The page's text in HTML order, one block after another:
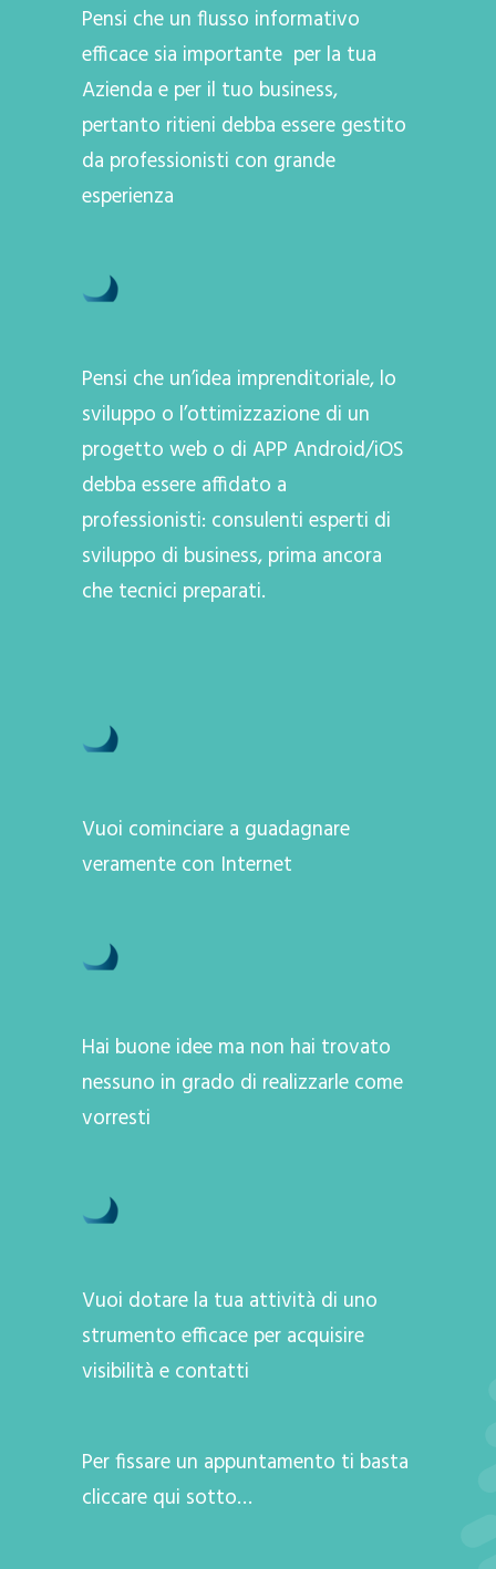
Pensi che un flusso informativo
efficace sia importante per la tua
Azienda e per il tuo business,
pertanto ritieni debba essere gestito
da professionisti con grande
esperienza
Pensi che un’idea imprenditoriale, lo
sviluppo o l’ottimizzazione di un
progetto web o di APP Android/iOS
debba essere affidato a
professionisti: consulenti esperti di
sviluppo di business, prima ancora
che tecnici preparati.
Vuoi cominciare a guadagnare
veramente con Internet
Hai buone idee ma non hai trovato
nessuno in grado di realizzarle come
vorresti
Vuoi dotare la tua attività di uno
strumento efficace per acquisire
visibilità e contatti
Per fissare un appuntamento ti basta
cliccare qui sotto…